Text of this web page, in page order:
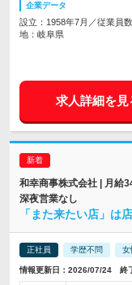
企業データ
設立：1958年7月／従業員
地：岐阜県
求人詳細を見
和幸商事株式会社 | 月給
深夜営業なし
「また来たい店」は
正社員 学歴不問 女
情報更新日：2026/07/24 終